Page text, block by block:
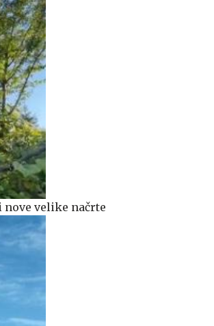
nove velike načrte